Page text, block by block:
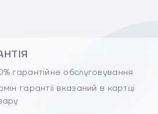
гарантійне обслуговування
гарантії вказаний в картці